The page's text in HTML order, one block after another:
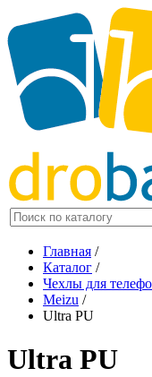
Главная /
Каталог /
Чехлы для
Meizu /
Ultra PU
Ultra PU